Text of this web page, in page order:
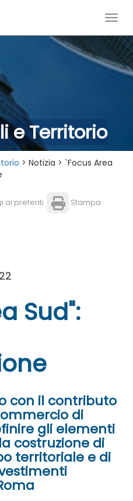
e Territorio
> Notizia > `Focus Area
ai preferiti Stampa
Sud":
con il contributo
di
gli elementi
costruzione di
territoriale e di